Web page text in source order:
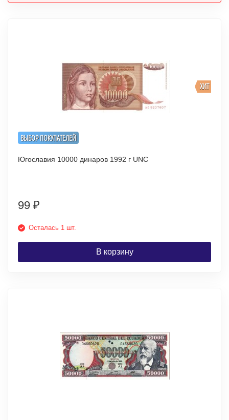
ВЫБОР ПОКУПАТЕЛЕЙ
ХИТ
Югославия 10000 динаров 1992 г UNC
99 ₽
Осталась 1 шт.
В корзину